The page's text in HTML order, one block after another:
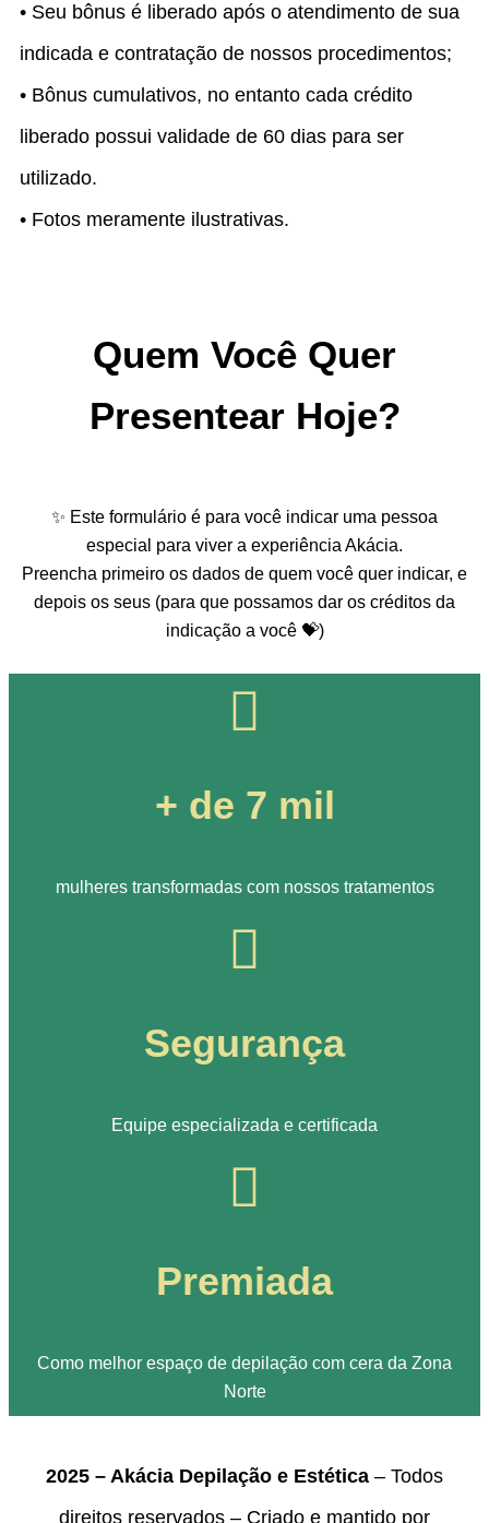
• Seu bônus é liberado após o atendimento de sua
indicada e contratação de nossos procedimentos;
• Bônus cumulativos, no entanto cada crédito
liberado possui validade de 60 dias para ser
utilizado.
• Fotos meramente ilustrativas.
Quem Você Quer
Presentear Hoje?
✨ Este formulário é para você indicar uma pessoa
especial para viver a experiência Akácia.
Preencha primeiro os dados de quem você quer indicar, e
depois os seus (para que possamos dar os créditos da
indicação a você 💝)
+ de 7 mil
mulheres transformadas com nossos tratamentos
Segurança
Equipe especializada e certificada
Premiada
Como melhor espaço de depilação com cera da Zona
Norte
2025 – Akácia Depilação e Estética – Todos
direitos reservados – Criado e mantido por